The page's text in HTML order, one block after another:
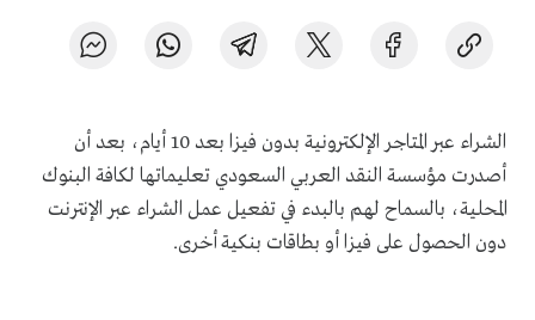
الشراء عبر المتاجر الإلكترونية بدون فيزا بعد 10 أيام، بعد أن
أصدرت مؤسسة النقد العربي السعودي تعليماتها لكافة البنوك
المحلية، بالسماح لهم بالبدء في تفعيل عمل الشراء عبر الإنترنت
دون الحصول على فيزا أو بطاقات بنكية أخرى.